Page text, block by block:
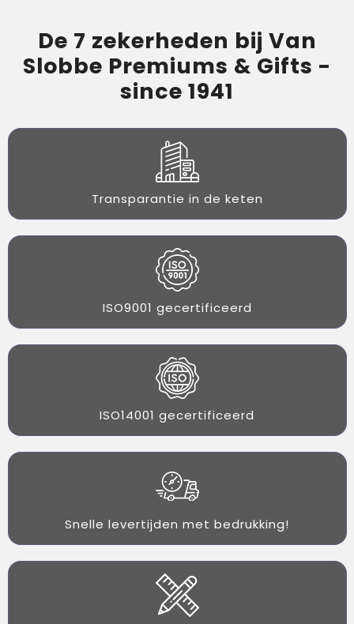
De 7 zekerheden bij Van
Slobbe Premiums & Gifts -
since 1941
Transparantie in de keten
ISO9001 gecertificeerd
ISO14001 gecertificeerd
Snelle levertijden met bedrukking!